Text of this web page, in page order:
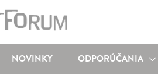
NOVINKY ODPORÚČANIA